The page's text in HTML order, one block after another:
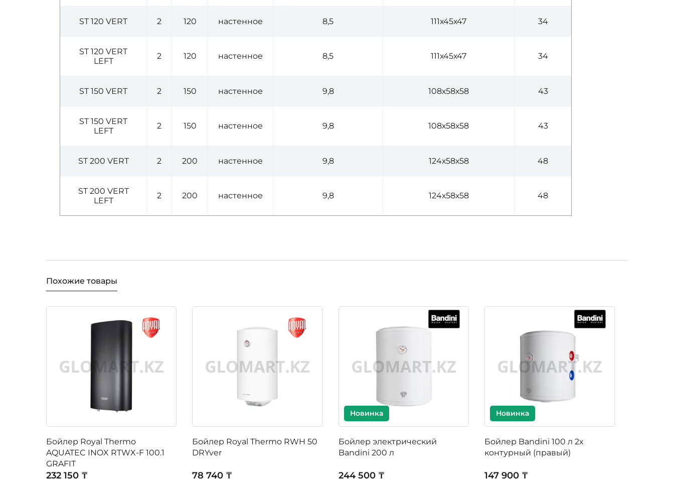
ST 120 VERT 2 120 настенное 8,5 111х45х47 34
ST 120 VERT
LEFT
2 120 настенное 8,5 111х45х47 34
ST 150 VERT 2 150 настенное 9,8 108х58х58 43
ST 150 VERT
LEFT
2 150 настенное 9,8 108х58х58 43
ST 200 VERT 2 200 настенное 9,8 124х58х58 48
ST 200 VERT
LEFT
2 200 настенное 9,8 124х58х58 48
Похожие товары
Бойлер Royal Thermo
AQUATEC INOX RTWX-F 100.1
GRAFIT
232 150 ₸
Бойлер Royal Thermo RWH 50
DRYver
78 740 ₸
Новинка
Бойлер электрический
Bandini 200 л
244 500 ₸
Новинка
Бойлер Bandini 100 л 2х
контурный (правый)
147 900 ₸